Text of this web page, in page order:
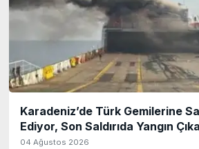
Karadeniz’de Türk Gemilerine
Ediyor, Son Saldırıda Yangın
04 Ağustos 2026